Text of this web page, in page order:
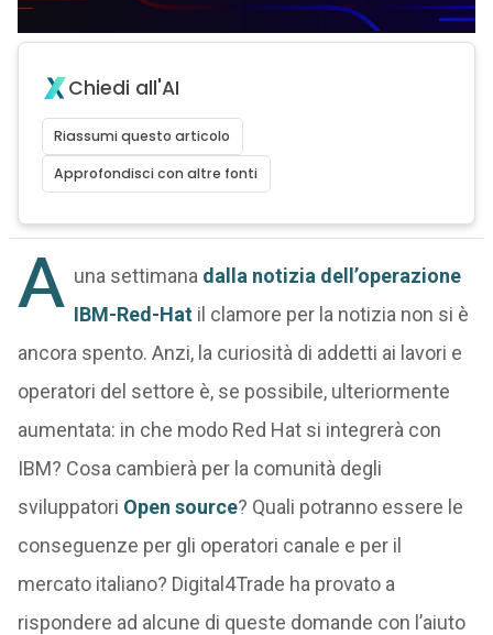
Chiedi all'AI
Riassumi questo articolo
Approfondisci con altre fonti
A una settimana dalla notizia dell’operazione
IBM-Red-Hatil clamore per la notizia non si è
ancora spento. Anzi, la curiosità di addetti ai lavori e
operatori del settore è, se possibile, ulteriormente
aumentata: in che modo Red Hat si integrerà con
IBM? Cosa cambierà per la comunità degli
sviluppatori Open source? Quali potranno essere le
conseguenze per gli operatori canale e per il
mercato italiano? Digital4Trade ha provato a
rispondere ad alcune di queste domande con l’aiuto